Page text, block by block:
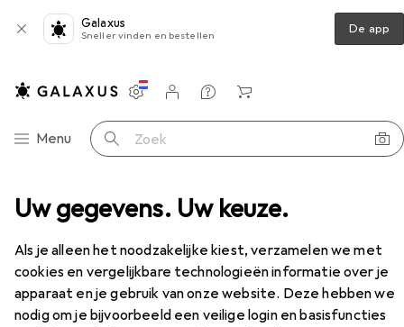
Uw gegevens. Uw keuze.
Als je alleen het noodzakelijke kiest, verzamelen we met
cookies en vergelijkbare technologieën informatie over je
apparaat en je gebruik van onze website. Deze hebben we
nodig om je bijvoorbeeld een veilige login en basisfuncties
Galaxus
Sneller vinden en bestellen De app
Categorie navigatie
Menu Zoek op
Instellingen
Klantenaccount
Produktvergelijking
Verlanglijstje
Winkelmandje
Fietsschoenen Northwave Kern 2
Northwave Kern 2
42